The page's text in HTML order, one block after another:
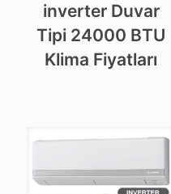
inverter Duvar
Tipi 24000 BTU
Klima Fiyatları